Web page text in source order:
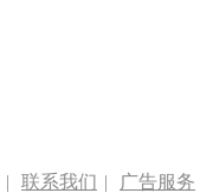
| 联系我们 | 广告服务